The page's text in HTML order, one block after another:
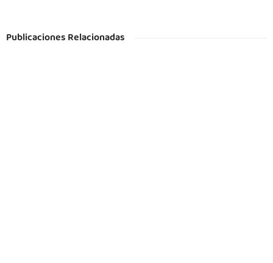
Publicaciones Relacionadas